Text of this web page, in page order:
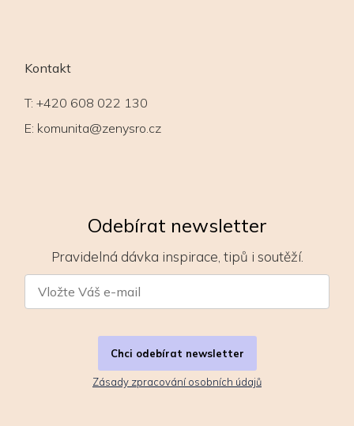
Kontakt
T: +420 608 022 130
E: komunita@zenysro.cz
Odebírat newsletter
Pravidelná dávka inspirace, tipů i soutěží.
Chci odebírat newsletter
Zásady zpracování osobních údajů